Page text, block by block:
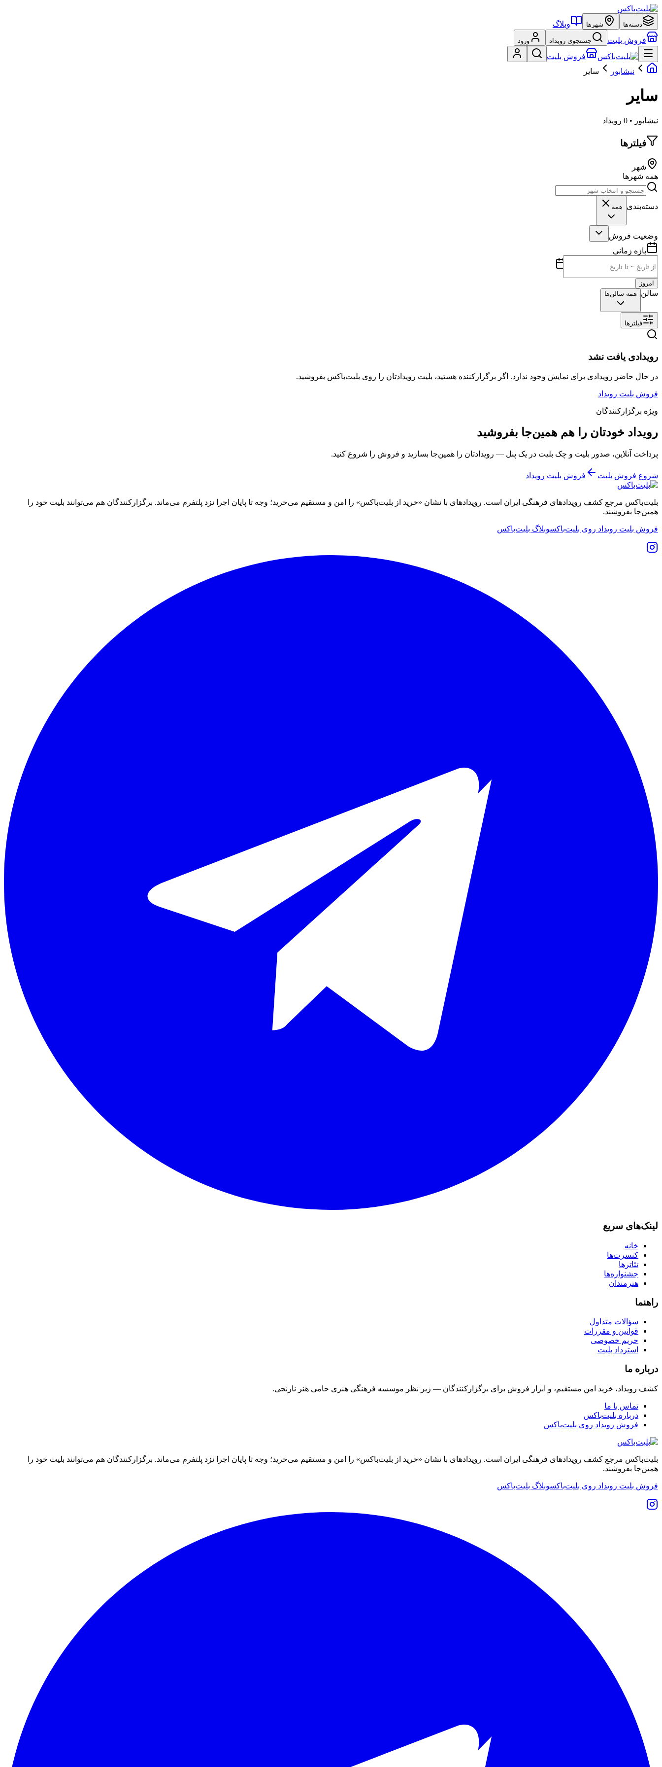
دسته‌ها شهرها
وبلاگ
فروش بلیت
جستجوی رویداد ورود
فروش بلیت
نیشابور
سایر
سایر
نیشابور • 0 رویداد
فیلترها
شهر
همه شهرها
دسته‌بندی همه
وضعیت فروش
بازه زمانی
امروز
سالن همه سالن‌ها
فیلترها
رویدادی یافت نشد
در حال حاضر رویدادی برای نمایش وجود ندارد. اگر برگزارکننده هستید، بلیت رویدادتان را روی بلیت‌باکس بفروشید.
فروش بلیت رویداد
ویژه برگزارکنندگان
رویداد خودتان را هم همین‌جا بفروشید
پرداخت آنلاین، صدور بلیت و چک بلیت در یک پنل — رویدادتان را همین‌جا بسازید و فروش را شروع کنید.
شروع فروش بلیت فروش بلیت رویداد
بلیت‌باکس مرجع کشف رویدادهای فرهنگی ایران است. رویدادهای با نشان «خرید از بلیت‌باکس» را امن و مستقیم می‌خرید؛ وجه تا پایان اجرا نزد پلتفرم می‌ماند. برگزارکنندگان هم می‌توانند بلیت خود را
همین‌جا بفروشند.
فروش بلیت رویداد روی بلیت‌باکسوبلاگ بلیت‌باکس
لینک‌های سریع
خانه
کنسرت‌ها
تئاترها
جشنواره‌ها
هنرمندان
راهنما
سؤالات متداول
قوانین و مقررات
حریم خصوصی
استرداد بلیت
درباره ما
کشف رویداد، خرید امن مستقیم، و ابزار فروش برای برگزارکنندگان — زیر نظر موسسه فرهنگی هنری حامی هنر نارنجی.
تماس با ما
درباره بلیت‌باکس
فروش رویداد روی بلیت‌باکس
بلیت‌باکس مرجع کشف رویدادهای فرهنگی ایران است. رویدادهای با نشان «خرید از بلیت‌باکس» را امن و مستقیم می‌خرید؛ وجه تا پایان اجرا نزد پلتفرم می‌ماند. برگزارکنندگان هم می‌توانند بلیت خود را
همین‌جا بفروشند.
فروش بلیت رویداد روی بلیت‌باکسوبلاگ بلیت‌باکس